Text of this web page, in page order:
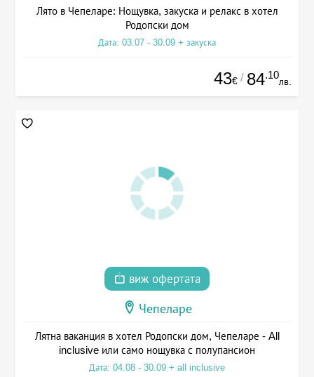
Лято в Чепеларе: Нощувка, закуска и релакс в хотел
Родопски дом
Дата: 03.07 - 30.09 + закуска
43€ / 84.10
лв.
виж офертата
Чепеларе
Лятна ваканция в хотел Родопски дом, Чепеларе - All
inclusive или само нощувка с полупансион
Дата: 04.08 - 30.09 + all inclusive